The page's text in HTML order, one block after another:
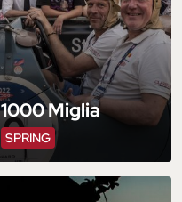
SPRING
1000 Miglia